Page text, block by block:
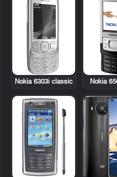
Nokia
Nokia 6303i classic